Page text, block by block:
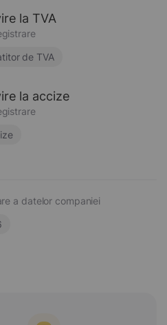
la TVA
de TVA
la accize
a datelor companiei